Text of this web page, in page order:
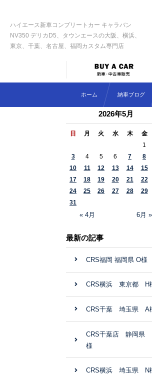
ハイエース新車コンプリートカー キャラバン
NV350 デリカD5、タウンエースの大阪、横浜、
東京、千葉、名古屋、福岡カスタム専門店
ホーム 納車ブログ
2026年5月
日 月 火 水 木 金
« 4月 6月 »
1
3
4 5 6 7 8
10
11 12 13 14 15
17
18 19 20 21 22
24
25 26 27 28 29
31
最新の記事
CRS福岡 福岡県 O様
CRS横浜 東京都 H
CRS千葉 埼玉県 A
CRS千葉店 静岡県
様
CRS横浜 埼玉県 N